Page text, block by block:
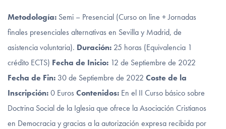
Metodología: Semi – Presencial (Curso on line + Jornadas
finales presenciales alternativas en Sevilla y Madrid, de
asistencia voluntaria). Duración: 25 horas (Equivalencia 1
crédito ECTS) Fecha de Inicio: 12 de Septiembre de 2022
Fecha de Fin: 30 de Septiembre de 2022 Coste de la
Inscripción:0 Euros Contenidos: En el II Curso básico sobre
Doctrina Social de la Iglesia que ofrece la Asociación Cristianos
en Democracia y gracias a la autorización expresa recibida por